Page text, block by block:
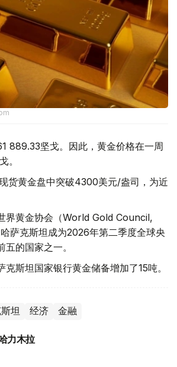
889.33坚戈。因此，黄金价格在一周
。
货黄金盘中突破4300美元/盎司，为近
界黄金协会（World Gold Council,
萨克斯坦成为2026年第二季度全球央
的国家之一。
斯坦国家银行黄金储备增加了15吨。
坦 经济 金融
力木拉